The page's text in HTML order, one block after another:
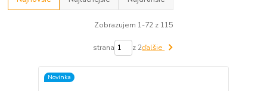
Zobrazujem 1-72 z 115
strana z 2ďalšie
Novinka